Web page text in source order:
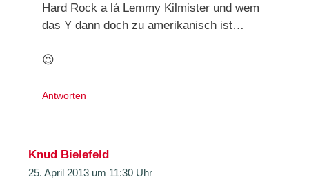
Hard Rock a lá Lemmy Kilmister und wem
das Y dann doch zu amerikanisch ist…
😉
Antworten
Knud Bielefeld
25. April 2013 um 11:30 Uhr